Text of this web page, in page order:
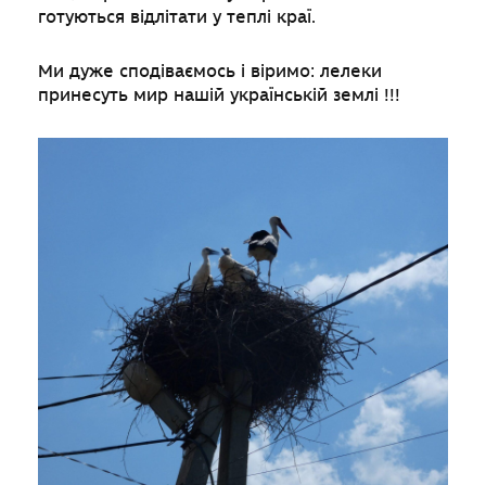
готуються відлітати у теплі краї.
Ми дуже сподіваємось і віримо: лелеки
принесуть мир нашій українській землі !!!